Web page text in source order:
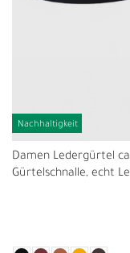
Nachhaltigkeit
Damen Ledergürtel
Gürtelschnalle, echt